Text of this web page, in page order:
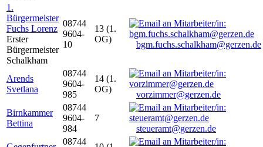
1.
Bürgermeister
Fuchs Lorenz
Erster
Bürgermeister
Schalkham
08744
9604-
10
13 (1.
OG)
bgm.fuchs.schalkham@gerzen.de
Arends
Svetlana
08744
9604-
985
14 (1.
OG)
vorzimmer@gerzen.de
Birnkammer
Bettina
08744
9604-
984
7
steueramt@gerzen.de
08744